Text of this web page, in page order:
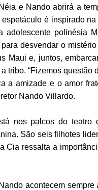
e Nando abrirá a
é inspirado
polinésia
desvendar o
Maui e, juntos,
tribo. “Fizemos
a amizade e o amor
Nando Villardo.
nos palcos do
São seis filhotes
Cia ressalta a
acontecem